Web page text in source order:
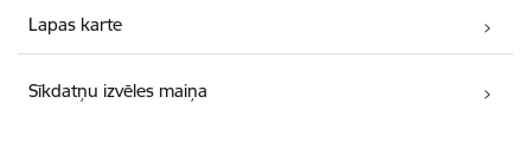
Lapas karte
Sīkdatņu izvēles maiņa